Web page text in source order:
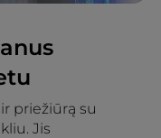
priežiūrą su
Jis